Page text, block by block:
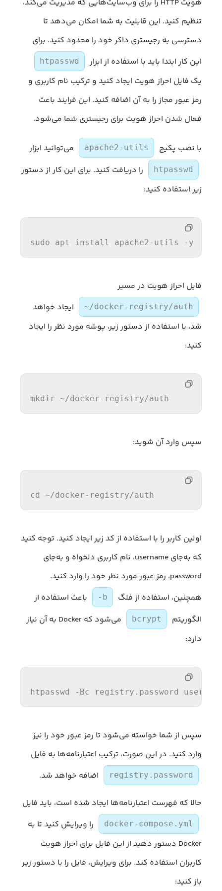
هویت HTTP را برای وب‌سایت‌هایی که مدیریت می‌کند،
تنظیم کنید. این قابلیت به شما امکان می‌دهد تا
دسترسی به رجیستری داکر خود را محدود کنید. برای
این کار ابتدا باید با استفاده از ابزار
htpasswd
یک فایل احراز هویت ایجاد کنید و ترکیب نام کاربری و
رمز عبور مجاز را به آن اضافه کنید. این فرایند باعث
فعال شدن احراز هویت برای رجیستری شما می‌شود.
با نصب پکیج apache2-utils می‌توانید ابزار
htpasswd
را دریافت کنید. برای این کار از دستور
زیر استفاده کنید:
sudo apt install apache2-utils -y
فایل احراز هویت در مسیر
~/docker-registry/auth
ایجاد خواهد
شد، با استفاده از دستور زیر، پوشه مورد نظر را ایجاد
کنید:
mkdir ~/docker-registry/auth
سپس وارد آن شوید:
cd ~/docker-registry/auth
اولین کاربر را با استفاده از کد زیر ایجاد کنید. توجه کنید
که به‌جای username، نام کاربری دلخواه و به‌جای
password، رمز عبور مورد نظر خود را وارد کنید.
همچنین، استفاده از فلگ
-b
باعث استفاده از
الگوریتم
bcrypt
می‌شود که Docker به آن نیاز
دارد:
htpasswd - Bc registry.password
سپس از شما خواسته می‌شود تا رمز عبور خود را نیز
وارد کنید. در این صورت، ترکیب اعتبارنامه‌ها به فایل
registry.password اضافه خواهد شد.
حالا که فهرست اعتبارنامه‌ها ایجاد شده است، باید فایل
docker-compose.yml
را ویرایش کنید تا به
Docker دستور دهید از این فایل برای احراز هویت
کاربران استفاده کند. برای ویرایش، فایل را با دستور زیر
باز کنید: